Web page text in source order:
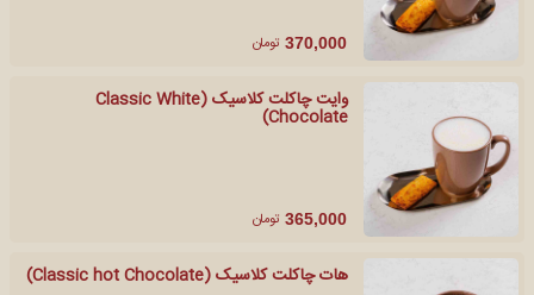
370,000 تومان
وایت چاکلت کلاسیک (Classic White
Chocolate)
365,000 تومان
هات چاکلت کلاسیک (Classic hot Chocolate)